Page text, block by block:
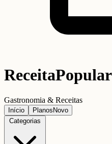
ReceitaPopular
Gastronomia & Receitas
Início Planos Novo
Categorias